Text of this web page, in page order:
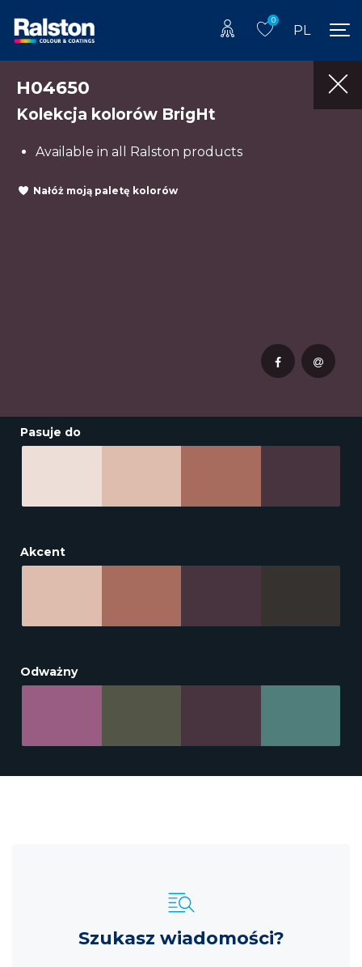
0
PL
H04650
Kolekcja kolorów BrigHt
Available in all Ralston products
Nałóż moją paletę kolorów
Pasuje do
Akcent
Odważny
Szukasz wiadomości?